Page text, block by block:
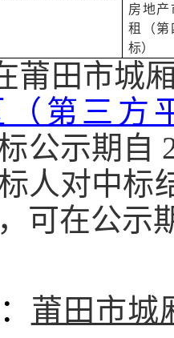
房地产
租（第
标）
莆田市城
（第三方
公示期自
人对中标
可在公示
莆田市城